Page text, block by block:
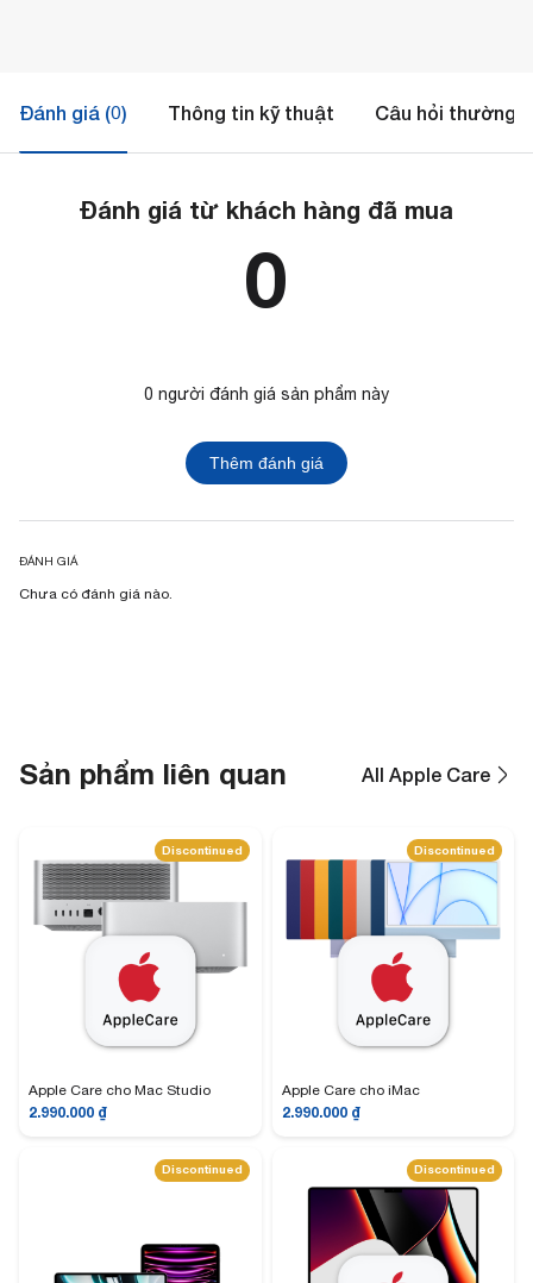
Đánh giá (0) Thông tin kỹ thuật Câu hỏi thường
Đánh giá từ khách hàng đã mua
0
0 người đánh giá sản phẩm này
Thêm đánh giá
ĐÁNH GIÁ
Chưa có đánh giá nào.
Sản phẩm liên quan All Apple Care
Discontinued
Apple Care cho Mac Studio
2.990.000 ₫
Discontinued
Apple Care cho iMac
2.990.000 ₫
Discontinued Discontinued